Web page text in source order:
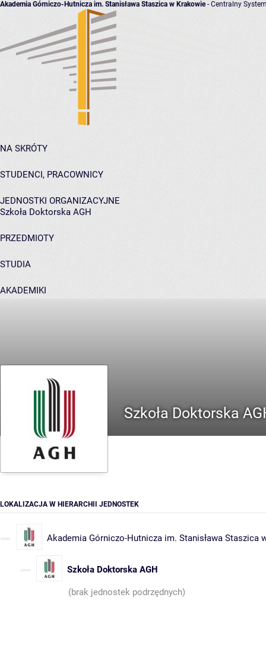
Akademia Górniczo-Hutnicza im. Stanisława Staszica w Krakowie- Centralny
NA SKRÓTY
STUDENCI, PRACOWNICY
JEDNOSTKI ORGANIZACYJNE
Szkoła Doktorska AGH
PRZEDMIOTY
STUDIA
AKADEMIKI
Szkoła Doktorska
LOKALIZACJA W HIERARCHII JEDNOSTEK
Akademia Górniczo-Hutnicza im. Stanisława Staszica
Szkoła Doktorska AGH
(brak jednostek podrzędnych)